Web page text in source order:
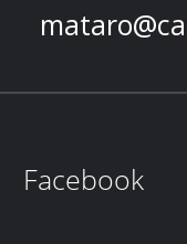
Facebook